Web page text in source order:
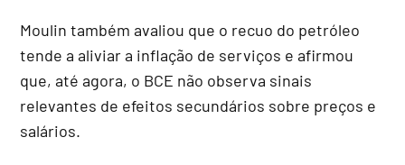
Moulin também avaliou que o recuo do petróleo
tende a aliviar a inflação de serviços e afirmou
que, até agora, o BCE não observa sinais
relevantes de efeitos secundários sobre preços e
salários.